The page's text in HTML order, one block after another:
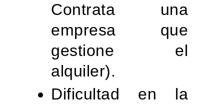
Contrata una
empresa que
gestione el
alquiler).
Dificultad en la